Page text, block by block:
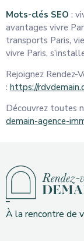
Mots-clés SEO :
avantages vivre
transports Paris,
vivre Paris,
Rejoignez Rendez-
: https://
Découvrez toutes
demain-agence-
À la rencontre de